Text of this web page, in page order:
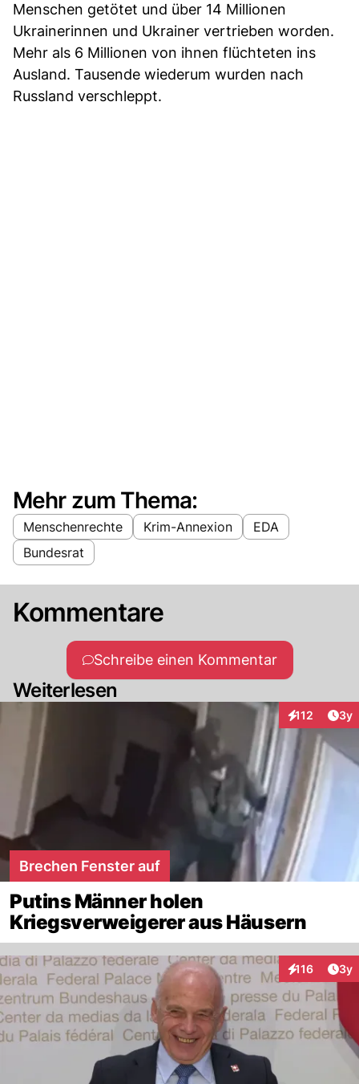
Menschen getötet und über 14 Millionen
Ukrainerinnen und Ukrainer vertrieben worden.
Mehr als 6 Millionen von ihnen flüchteten ins
Ausland. Tausende wiederum wurden nach
Russland verschleppt.
Mehr zum Thema:
Menschenrechte Krim-Annexion
EDA
Bundesrat
Kommentare
Schreibe einen Kommentar
Weiterlesen
112
Interaktionen
3y
Brechen Fenster auf
Putins Männer holen
Kriegsverweigerer aus Häusern
116
Interaktionen
3y